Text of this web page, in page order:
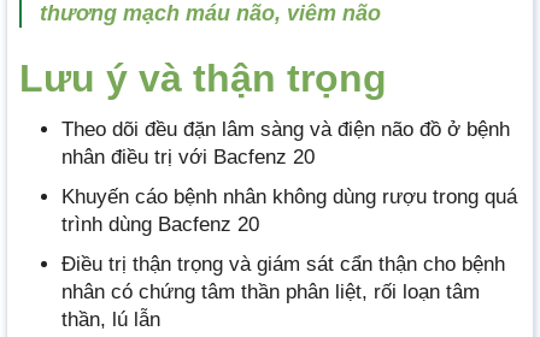
thương mạch máu não, viêm não
Lưu ý và thận trọng
Theo dõi đều đặn lâm sàng và điện não đồ ở bệnh
nhân điều trị với Bacfenz 20
Khuyến cáo bệnh nhân không dùng rượu trong quá
trình dùng Bacfenz 20
Điều trị thận trọng và giám sát cẩn thận cho bệnh
nhân có chứng tâm thần phân liệt, rối loạn tâm
thần, lú lẫn